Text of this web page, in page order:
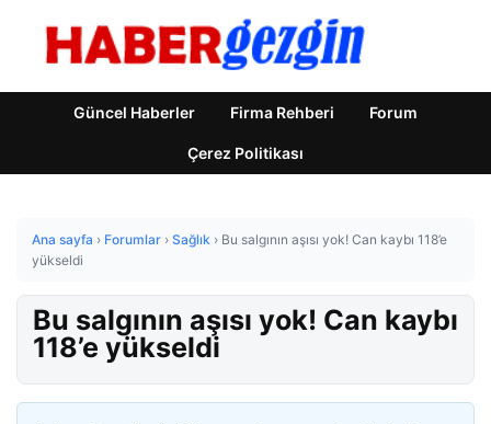
Güncel Haberler Firma Rehberi Forum
Çerez Politikası
Ana sayfa › Forumlar › Sağlık › Bu salgının aşısı yok! Can kaybı 118’e
yükseldi
Bu salgının aşısı yok! Can kaybı
118’e yükseldi